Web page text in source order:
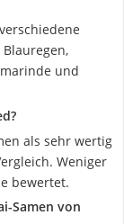
und
als sehr wertig
Weniger
bewertet.
Samen von